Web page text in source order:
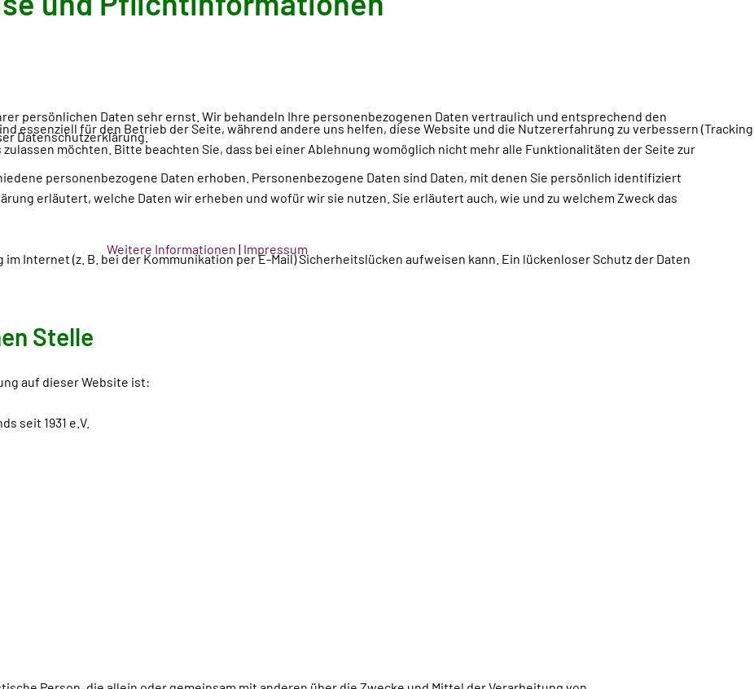
persönlichen Daten sehr ernst. Wir behandeln Ihre personenbezogenen Daten vertraulich und entsprechend den
Datenschutzerklärung.
personenbezogene Daten erhoben. Personenbezogene Daten sind Daten, mit denen Sie persönlich identifiziert
erläutert, welche Daten wir erheben und wofür wir sie nutzen. Sie erläutert auch, wie und zu welchem Zweck das
Internet (z. B. bei der Kommunikation per E-Mail) Sicherheitslücken aufweisen kann. Ein lückenloser Schutz der Daten
Stelle
auf dieser Website ist:
seit 1931 e.V.
essenziell für den Betrieb der Seite, während andere uns helfen, diese Website und die Nutzererfahrung zu verbessern (Tracking
möchten. Bitte beachten Sie, dass bei einer Ablehnung womöglich nicht mehr alle Funktionalitäten der Seite zur
Weitere Informationen | Impressum